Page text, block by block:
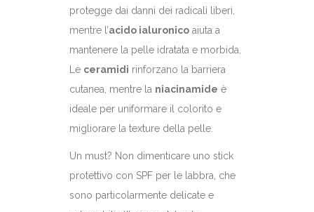
protegge dai danni dei radicali liberi,
mentre l’acido ialuronico aiuta a
mantenere la pelle idratata e morbida.
Le ceramidi rinforzano la barriera
cutanea, mentre la niacinamide è
ideale per uniformare il colorito e
migliorare la texture della pelle.
Un must? Non dimenticare uno stick
protettivo con SPF per le labbra, che
sono particolarmente delicate e